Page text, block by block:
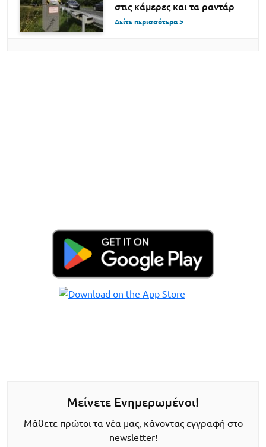
στις κάμερες και τα ραντάρ
Δείτε περισσότερα >
Μείνετε Ενημερωμένοι!
Μάθετε πρώτοι τα νέα μας, κάνοντας εγγραφή στο
newsletter!